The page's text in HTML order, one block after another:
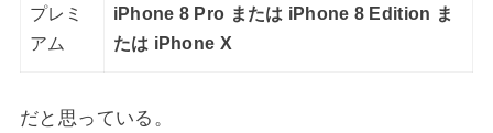
プレミ
アム
iPhone 8 Pro または iPhone 8 Edition ま
たは iPhone X
だと思っている。